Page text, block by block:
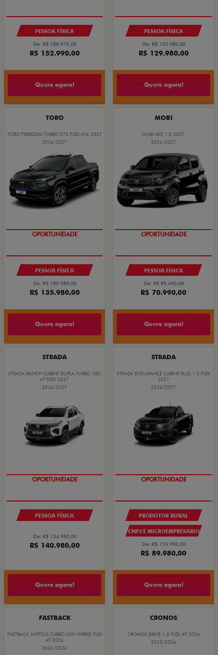
PESSOA FÍSICA
De: R$ 188.970,00
R$ 152.990,00
Quero agora!
PESSOA FÍSICA
De: R$ 153.980,00
R$ 129.980,00
Quero agora!
TORO
TORO FREEDOM TURBO 270 FLEX AT6 2027
2026/2027
OPORTUNIDADE
PESSOA FÍSICA
De: R$ 180.980,00
R$ 135.980,00
Quero agora!
MOBI
MOBI LIKE 1.0 2027
2026/2027
OPORTUNIDADE
PESSOA FÍSICA
De: R$ 85.490,00
R$ 70.990,00
Quero agora!
STRADA
STRADA RANCH CABINE DUPLA TURBO 200
AT FLEX 2027
2026/2027
OPORTUNIDADE
PESSOA FÍSICA
De: R$ 154.980,00
R$ 140.980,00
Quero agora!
STRADA
STRADA ENDURANCE CABINE PLUS 1.3 FLEX
2027
2026/2027
OPORTUNIDADE
PRODUTOR RURAL
CNPJ E MICROEMPRESÁRIO
De: R$ 116.990,00
R$ 89.980,00
Quero agora!
FASTBACK
FASTBACK IMPETUS TURBO 200 HYBRID FLEX
AT 2026
2026/2026
CRONOS
CRONOS DRIVE 1.0 FLEX 4P 2026
2025/2026